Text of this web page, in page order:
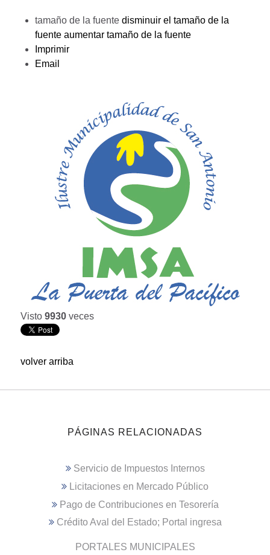
tamaño de la fuente disminuir el tamaño de la
fuente aumentar tamaño de la fuente
Imprimir
Email
Visto 9930 veces
volver arriba
PÁGINAS RELACIONADAS
Servicio de Impuestos Internos
Licitaciones en Mercado Público
Pago de Contribuciones en Tesorería
Crédito Aval del Estado; Portal ingresa
PORTALES MUNICIPALES